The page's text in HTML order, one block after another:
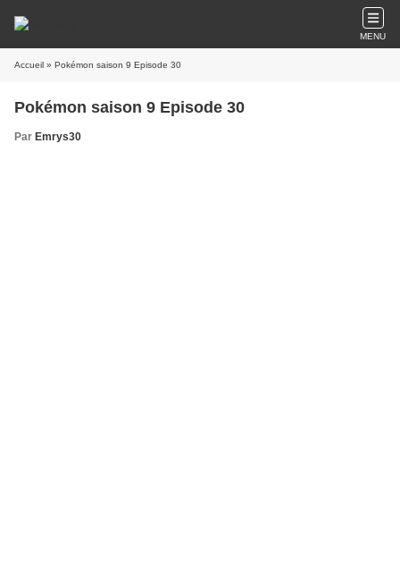
MENU
Accueil » Pokémon saison 9 Episode 30
Pokémon saison 9 Episode 30
Par Emrys30